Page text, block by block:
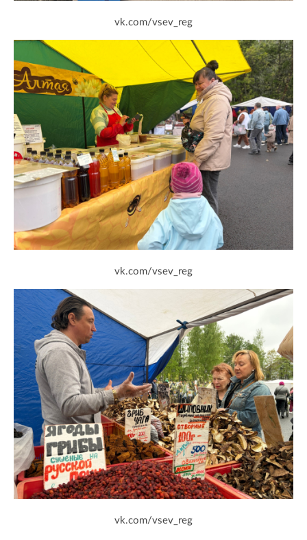
vk.com/vsev_reg
vk.com/vsev_reg
vk.com/vsev_reg